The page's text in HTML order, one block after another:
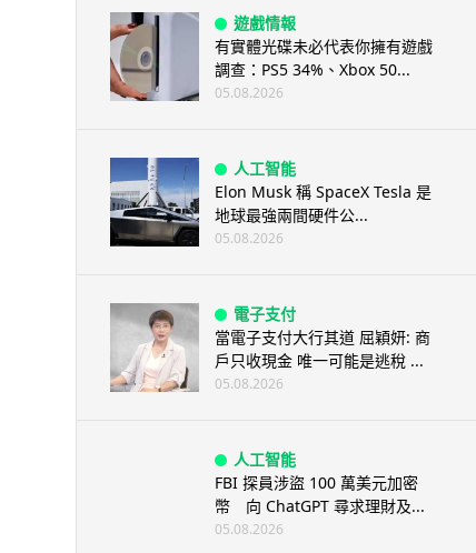
遊戲情報
有實體光碟未必代表你擁有遊戲
調查：PS5 34%、Xbox 50...
05.08.2026
人工智能
Elon Musk 稱 SpaceX Tesla 是
地球最強兩間硬件公...
05.08.2026
電子支付
當電子支付大行其道 屈穎妍: 商
戶只收現金 唯一可能是逃稅 ...
05.08.2026
人工智能
FBI 探員涉盜 100 萬美元加密
幣 向 ChatGPT 尋求理財及...
05.08.2026